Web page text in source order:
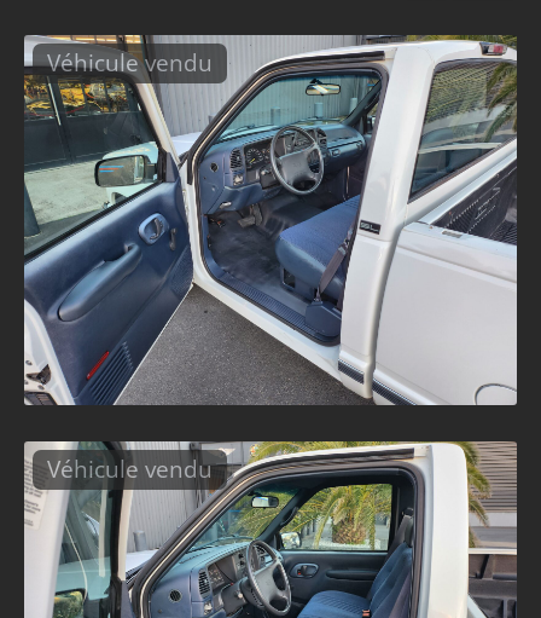
Véhicule vendu
Véhicule vendu